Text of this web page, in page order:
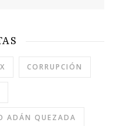
CORRUPCIÓN
ADÁN QUEZADA